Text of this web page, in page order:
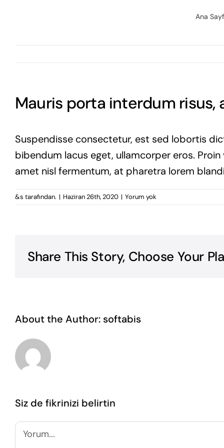
Ana
Mauris porta interdum
Suspendisse consectetur, est sed lobortis
bibendum lacus eget, ullamcorper eros.
amet nisl fermentum, at pharetra lorem
&s tarafından. | Haziran 26th, 2020 | Yorum yok
Share This Story, Choose Your
About the Author: softabis
Siz de fikrinizi belirtin
Yorum